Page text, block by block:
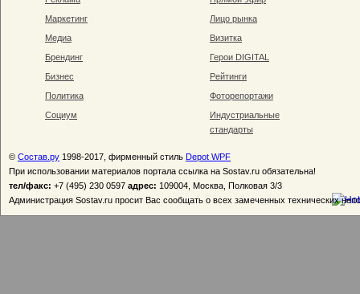
Маркетинг
Медиа
Брендинг
Бизнес
Политика
Социум
Лицо рынка
Визитка
Герои DIGITAL
Рейтинги
Фоторепортажи
Индустриальные
стандарты
© Состав.ру 1998-2017, фирменный стиль Depot WPF
При использовании материалов портала ссылка на Sostav.ru обязательна!
тел/факс: +7 (495) 230 0597 адрес: 109004, Москва, Полковая 3/3
Администрация Sostav.ru просит Вас сообщать о всех замеченных технических